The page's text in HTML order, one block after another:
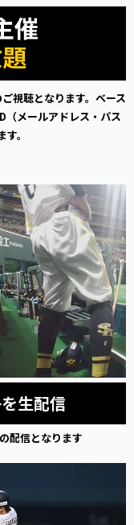
催
視聴となります。ベース
（メールアドレス・パス
。
生配信
配信となります